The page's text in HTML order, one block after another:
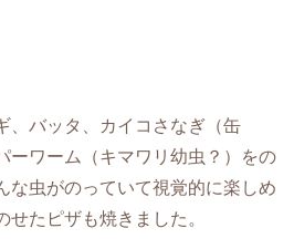
、バッタ、カイコさなぎ（缶
ーワーム（キマワリ幼虫？）をの
な虫がのっていて視覚的に楽しめ
せたピザも焼きました。